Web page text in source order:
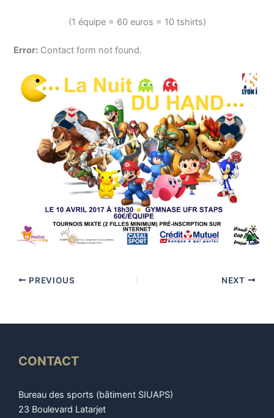
(1 équipe = 60 euros = 10 tshirts)
Error: Contact form not found.
PREVIOUS NEXT
CONTACT
Bureau des sports (bâtiment SIUAPS)
23 Boulevard Latarjet